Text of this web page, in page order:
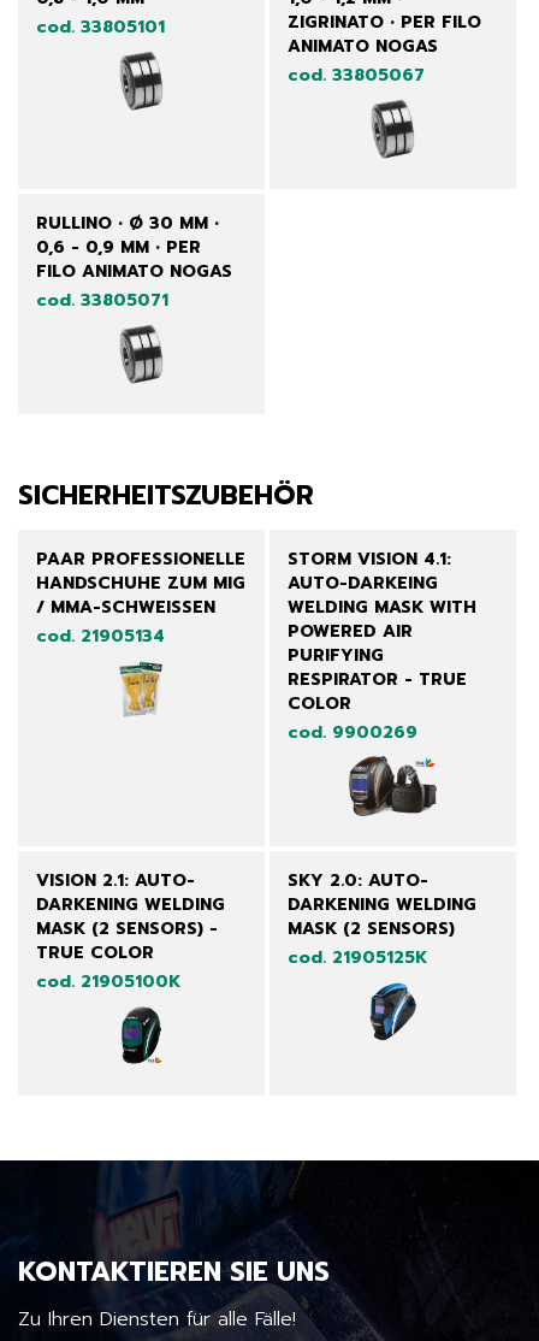
cod. 33805101
ZIGRINATO • PER FILO
ANIMATO NOGAS
cod. 33805067
RULLINO • Ø 30 MM •
0,6 - 0,9 MM • PER
FILO ANIMATO NOGAS
cod. 33805071
SICHERHEITSZUBEHÖR
PAAR PROFESSIONELLE
HANDSCHUHE ZUM MIG
/ MMA-SCHWEISSEN
cod. 21905134
STORM VISION 4.1:
AUTO-DARKEING
WELDING MASK WITH
POWERED AIR
PURIFYING
RESPIRATOR - TRUE
COLOR
cod. 9900269
VISION 2.1: AUTO-
DARKENING WELDING
MASK (2 SENSORS) -
TRUE COLOR
cod. 21905100K
SKY 2.0: AUTO-
DARKENING WELDING
MASK (2 SENSORS)
cod. 21905125K
KONTAKTIEREN SIE UNS
Zu Ihren Diensten für alle Fälle!